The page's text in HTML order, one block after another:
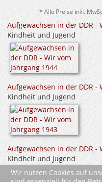
* Alle Preise inkl.
Aufgewachsen in der DDR -
Kindheit und Jugend
Aufgewachsen in der DDR -
Kindheit und Jugend
Aufgewachsen in der DDR -
Kindheit und Jugend
Wir nutzen Cookies auf